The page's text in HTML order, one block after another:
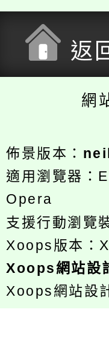
返
網
佈景版本：
適用瀏覽器
Opera
支援行動瀏覽
Xoops版本：
Xoops網站設
Xoops網站設